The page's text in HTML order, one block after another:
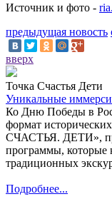
Источник и фото -
предыдущая новость
вверх
Точка Счастья Дети
Уникальные
Ко Дню Победы в
формат
СЧАСТЬЯ. ДЕТИ»,
программы, которые
традиционных
Подробнее...